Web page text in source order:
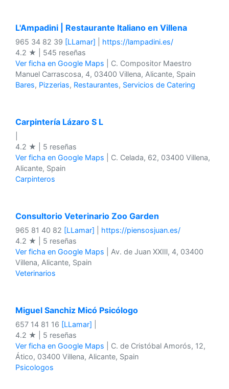
L'Ampadini | Restaurante Italiano en Villena
965 34 82 39 [LLamar]
https://lampadini.es/
4.2 ★ | 545 reseñas
Ver ficha en Google Maps | C. Compositor Maestro
Manuel Carrascosa, 4, 03400 Villena, Alicante, Spain
Bares, Pizzerias, Restaurantes, Servicios de Catering
Carpintería Lázaro S L
4.2 ★ | 5 reseñas
Ver ficha en Google Maps | C. Celada, 62, 03400 Villena,
Alicante, Spain
Carpinteros
Consultorio Veterinario Zoo Garden
965 81 40 82 [LLamar]
https://piensosjuan.es/
4.2 ★ | 5 reseñas
Ver ficha en Google Maps | Av. de Juan ⅩⅩⅢ, 4, 03400
Villena, Alicante, Spain
Veterinarios
Miguel Sanchiz Micó Psicólogo
657 14 81 16 [LLamar]
4.2 ★ | 5 reseñas
Ver ficha en Google Maps | C. de Cristóbal Amorós, 12,
Ático, 03400 Villena, Alicante, Spain
Psicologos